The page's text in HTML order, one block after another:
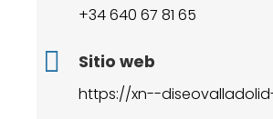
+34 640 67 81 65
Sitio web
https://xn--